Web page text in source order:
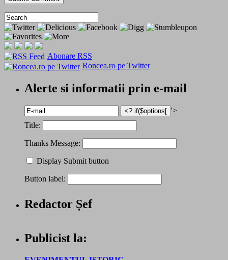
Abonare RSS
Roncea.ro pe Twitter
Alerte si informatii prin e-mail
'>
Title:
Thanks Message:
Display Submit button
Button label:
Redactor Șef
Publicist la: